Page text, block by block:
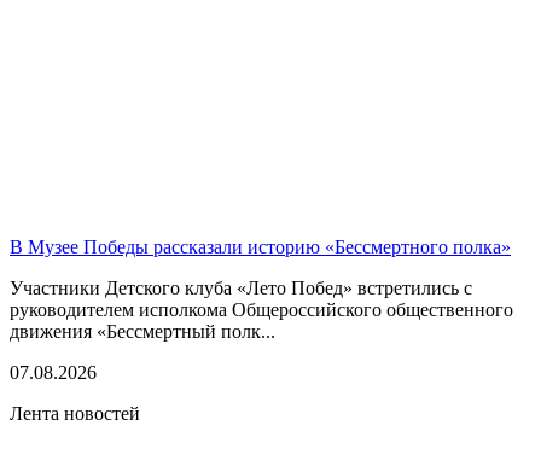
В Музее Победы рассказали историю «Бессмертного полка»
Участники Детского клуба «Лето Побед» встретились с
руководителем исполкома Общероссийского общественного
движения «Бессмертный полк...
07.08.2026
Лента новостей